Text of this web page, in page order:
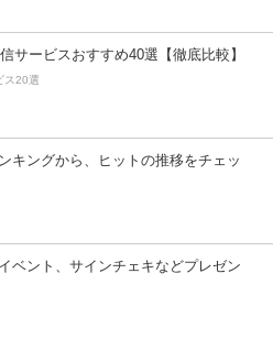
サービスおすすめ40選【徹底比較】
ス20選
キングから、ヒットの推移をチェッ
ベント、サインチェキなどプレゼン